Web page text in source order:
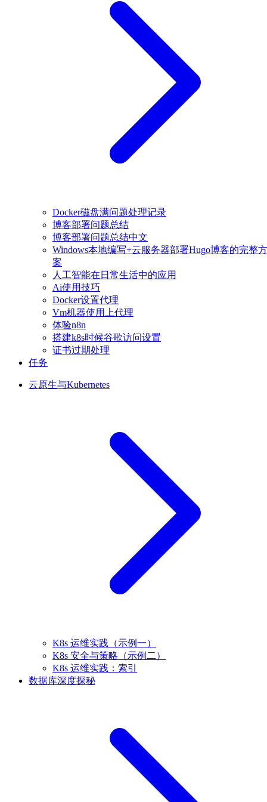
Docker磁盘满问题处理记录
博客部署问题总结
博客部署问题总结中文
Windows本地编写+云服务器部署Hugo博客的完整方
案
人工智能在日常生活中的应用
Ai使用技巧
Docker设置代理
Vm机器使用上代理
体验n8n
搭建k8s时候谷歌访问设置
证书过期处理
任务
云原生与Kubernetes
K8s 运维实践（示例一）
K8s 安全与策略（示例二）
K8s 运维实践：索引
数据库深度探秘